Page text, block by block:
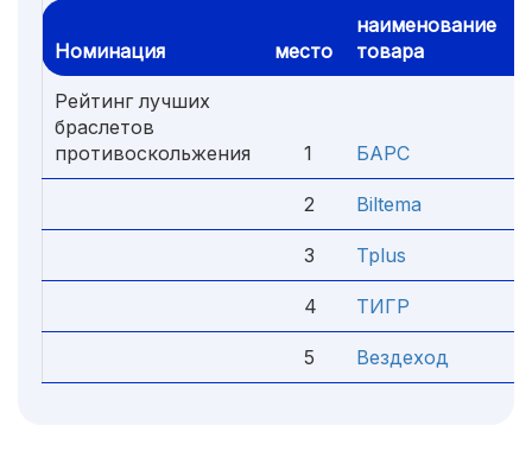
Номинация место
наименование
товара
Рейтинг лучших
браслетов
противоскольжения
1 БАРС
2 Biltema
3 Tplus
4 ТИГР
5 Вездеход